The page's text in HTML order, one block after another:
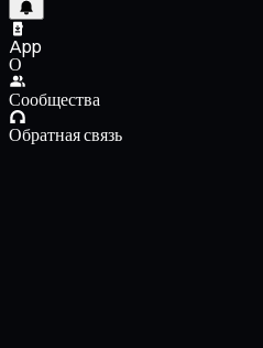
App
О
Сообщества
Обратная связь